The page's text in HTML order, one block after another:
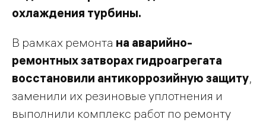
охлаждения турбины.
В рамках ремонта на аварийно-
ремонтных затворах гидроагрегата
восстановили антикоррозийную защиту,
заменили их резиновые уплотнения и
выполнили комплекс работ по ремонту